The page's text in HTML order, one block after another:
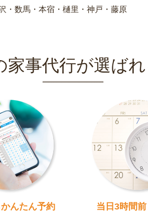
・数馬・本宿・樋里・神戸・藤原
家事代行が選ば
んたん予約 当日3時間